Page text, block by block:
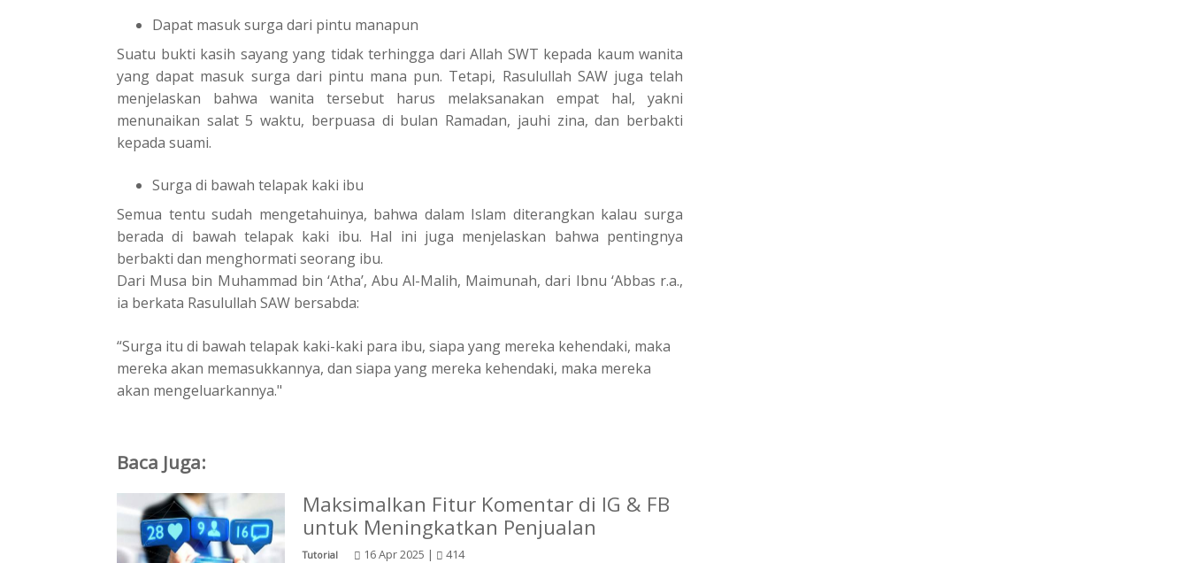
Dapat masuk surga dari pintu manapun
Suatu bukti kasih sayang yang tidak terhingga dari Allah SWT kepada kaum wanita
yang dapat masuk surga dari pintu mana pun. Tetapi, Rasulullah SAW juga telah
menjelaskan bahwa wanita tersebut harus melaksanakan empat hal, yakni
menunaikan salat 5 waktu, berpuasa di bulan Ramadan, jauhi zina, dan berbakti
kepada suami.
Surga di bawah telapak kaki ibu
Semua tentu sudah mengetahuinya, bahwa dalam Islam diterangkan kalau surga
berada di bawah telapak kaki ibu. Hal ini juga menjelaskan bahwa pentingnya
berbakti dan menghormati seorang ibu.
Dari Musa bin Muhammad bin ‘Atha’, Abu Al-Malih, Maimunah, dari Ibnu ‘Abbas r.a.,
ia berkata Rasulullah SAW bersabda:
“Surga itu di bawah telapak kaki-kaki para ibu, siapa yang mereka kehendaki, maka
mereka akan memasukkannya, dan siapa yang mereka kehendaki, maka mereka
akan mengeluarkannya."
Baca Juga:
Maksimalkan Fitur Komentar di IG & FB
untuk Meningkatkan Penjualan
Tutorial 16 Apr 2025 |
414